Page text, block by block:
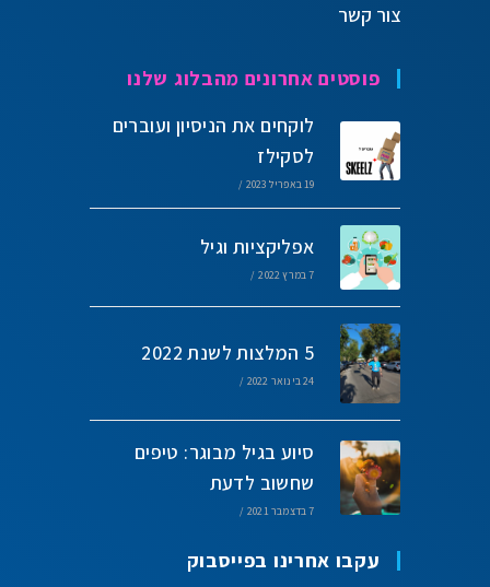
צור קשר
פוסטים אחרונים מהבלוג שלנו
לוקחים את הניסיון ועוברים
לסקילז
19 באפריל 2023 /
אפליקציות וגיל
7 במרץ 2022 /
5 המלצות לשנת 2022
24 בינואר 2022 /
סיוע בגיל מבוגר: טיפים
שחשוב לדעת
7 בדצמבר 2021 /
עקבו אחרינו בפייסבוק